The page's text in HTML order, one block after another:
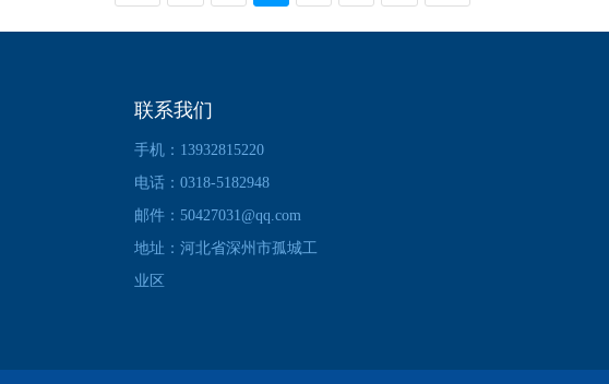
联系我们
手机：13932815220
电话：0318-5182948
邮件：50427031@qq.com
地址：河北省深州市孤城工
业区